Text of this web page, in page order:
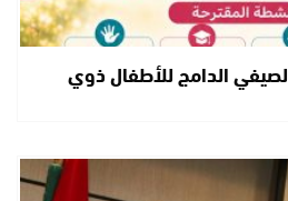
الدامج للأطفال ذوي